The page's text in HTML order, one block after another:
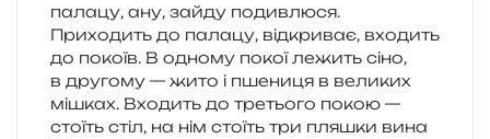
пала­цу, ану, зайду подивлюся.
Приходить до пала­цу, від­кри­ває, вхо­дить
до поко­їв. В одно­му покої лежить сіно,
в дру­го­му — жито і пше­ни­ця в вели­ких
мішках. Входить до тре­тьо­го покою —
сто­їть стіл, на нім сто­їть три пля­шки вина